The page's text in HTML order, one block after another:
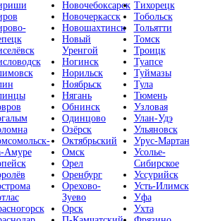
Амуре
Новочебоксарск
Новочеркасск
Новошахтинск
Новый
Уренгой
Ногинск
Норильск
Ноябрьск
Нягань
Обнинск
Одинцово
Озёрск
Октябрьский
Омск
Орел
Оренбург
Орехово-
Зуево
Орск
Тихорецк
Тобольск
Тольятти
Томск
Троицк
Туапсе
Туймазы
Тула
Тюмень
Узловая
Улан-Удэ
Ульяновск
Урус-Мартан
Усолье-
Сибирское
Уссурийск
Усть-Илимск
Уфа
Ухта